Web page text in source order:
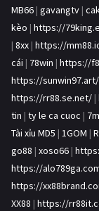
MB66 | gavangtv |
kèo | https://
| 8xx | https://
cái | 78win | https://
https://sunwin97.art/
https://rr88.se.net/ |
tin | ty le ca cuoc |
Tài xỉu MD5 | 1GOM |
go88 | xoso66 |
https://
https://
XX88 | https://